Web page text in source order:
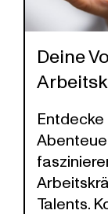
Deine
Talents.